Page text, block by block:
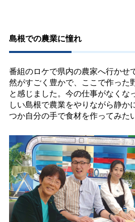
島根での農業に憧れ
番組のロケで県内の農家へ行かせ
然がすごく豊かで、ここで作った
と感じました。今の仕事がなくな
しい島根で農業をやりながら静か
つか自分の手で食材を作ってみた